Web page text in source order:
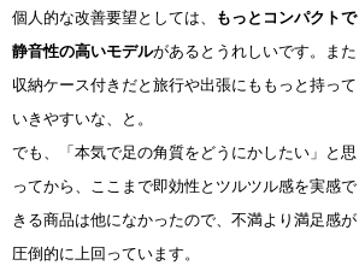
個人的な改善要望としては、
もっとコンパクトで
静音性の高いモデルがあるとうれしいです。また
収納ケース付きだと旅行や出張にももっと持って
いきやすいな、と。
でも、「本気で足の角質をどうにかしたい」と思
ってから、ここまで即効性とツルツル感を実感で
きる商品は他になかったので、不満より満足感が
圧倒的に上回っています。